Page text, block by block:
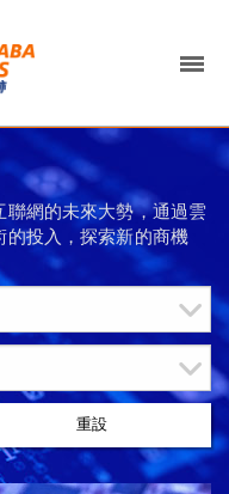
網的未來大勢，通過雲
的投入，探索新的商機
重設